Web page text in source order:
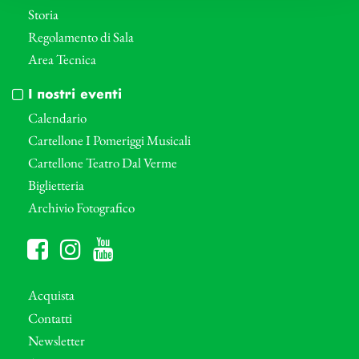
Storia
Regolamento di Sala
Area Tecnica
I nostri eventi
Calendario
Cartellone I Pomeriggi Musicali
Cartellone Teatro Dal Verme
Biglietteria
Archivio Fotografico
Acquista
Contatti
Newsletter